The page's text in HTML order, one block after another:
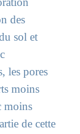
des
sol et
les pores
moins
moins
de cette